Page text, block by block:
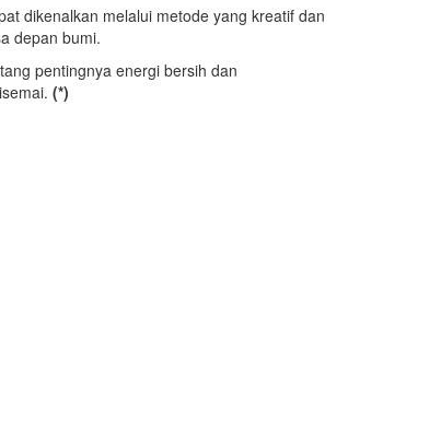
dikenalkan melalui metode yang kreatif dan
depan bumi.
pentingnya energi bersih dan
(*)